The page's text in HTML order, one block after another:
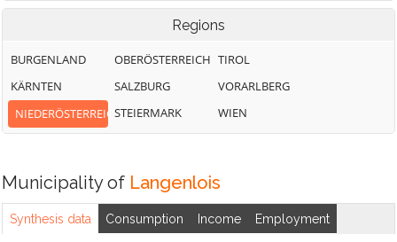
Regions
BURGENLAND
KÄRNTEN
NIEDERÖSTERREICH
OBERÖSTERREICH
SALZBURG
STEIERMARK
TIROL
VORARLBERG
WIEN
Municipality of Langenlois
Synthesis data Consumption Income Employment